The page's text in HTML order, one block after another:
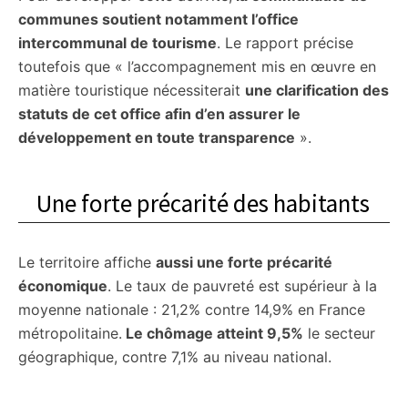
communes soutient notamment l’office
intercommunal de tourisme. Le rapport précise
toutefois que « l’accompagnement mis en œuvre en
matière touristique nécessiterait une clarification des
statuts de cet office afin d’en assurer le
développement en toute transparence ».
Une forte précarité des habitants
Le territoire affiche aussi une forte précarité
économique. Le taux de pauvreté est supérieur à la
moyenne nationale : 21,2% contre 14,9% en France
métropolitaine. Le chômage atteint 9,5% le secteur
géographique, contre 7,1% au niveau national.